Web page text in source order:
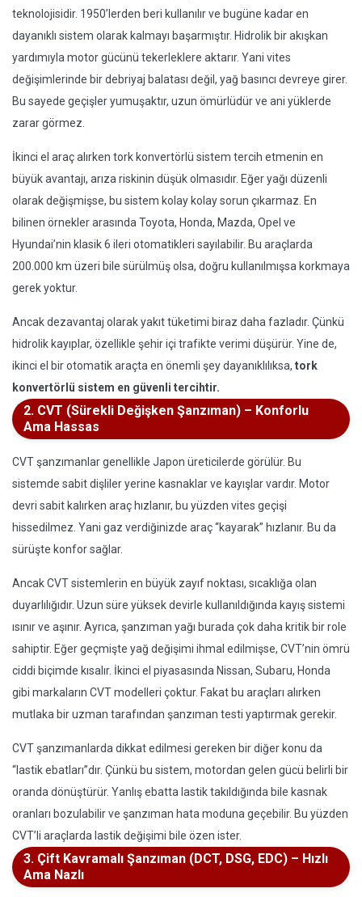
teknolojisidir. 1950’lerden beri kullanılır ve bugüne kadar en
dayanıklı sistem olarak kalmayı başarmıştır. Hidrolik bir akışkan
yardımıyla motor gücünü tekerleklere aktarır. Yani vites
değişimlerinde bir debriyaj balatası değil, yağ basıncı devreye girer.
Bu sayede geçişler yumuşaktır, uzun ömürlüdür ve ani yüklerde
zarar görmez.
İkinci el araç alırken tork konvertörlü sistem tercih etmenin en
büyük avantajı, arıza riskinin düşük olmasıdır. Eğer yağı düzenli
olarak değişmişse, bu sistem kolay kolay sorun çıkarmaz. En
bilinen örnekler arasında Toyota, Honda, Mazda, Opel ve
Hyundai’nin klasik 6 ileri otomatikleri sayılabilir. Bu araçlarda
200.000 km üzeri bile sürülmüş olsa, doğru kullanılmışsa korkmaya
gerek yoktur.
Ancak dezavantaj olarak yakıt tüketimi biraz daha fazladır. Çünkü
hidrolik kayıplar, özellikle şehir içi trafikte verimi düşürür. Yine de,
ikinci el bir otomatik araçta en önemli şey dayanıklılıksa, tork
konvertörlü sistem en güvenli tercihtir.
2. CVT (Sürekli Değişken Şanzıman) – Konforlu
Ama Hassas
CVT şanzımanlar genellikle Japon üreticilerde görülür. Bu
sistemde sabit dişliler yerine kasnaklar ve kayışlar vardır. Motor
devri sabit kalırken araç hızlanır, bu yüzden vites geçişi
hissedilmez. Yani gaz verdiğinizde araç “kayarak” hızlanır. Bu da
sürüşte konfor sağlar.
Ancak CVT sistemlerin en büyük zayıf noktası, sıcaklığa olan
duyarlılığıdır. Uzun süre yüksek devirle kullanıldığında kayış sistemi
ısınır ve aşınır. Ayrıca, şanzıman yağı burada çok daha kritik bir role
sahiptir. Eğer geçmişte yağ değişimi ihmal edilmişse, CVT’nin ömrü
ciddi biçimde kısalır. İkinci el piyasasında Nissan, Subaru, Honda
gibi markaların CVT modelleri çoktur. Fakat bu araçları alırken
mutlaka bir uzman tarafından şanzıman testi yaptırmak gerekir.
CVT şanzımanlarda dikkat edilmesi gereken bir diğer konu da
“lastik ebatları”dır. Çünkü bu sistem, motordan gelen gücü belirli bir
oranda dönüştürür. Yanlış ebatta lastik takıldığında bile kasnak
oranları bozulabilir ve şanzıman hata moduna geçebilir. Bu yüzden
CVT’li araçlarda lastik değişimi bile özen ister.
3. Çift Kavramalı Şanzıman (DCT, DSG, EDC) – Hızlı
Ama Nazlı